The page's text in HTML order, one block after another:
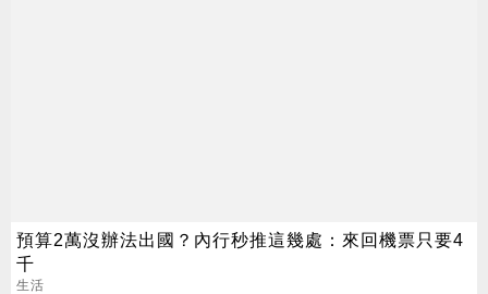
預算2萬沒辦法出國？內行秒推這幾處：來回機票只要4
千
生活